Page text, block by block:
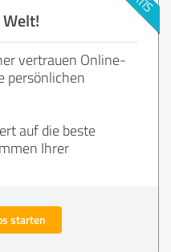
vertrauen Online-
persönlichen
auf die beste
Ihrer
starten